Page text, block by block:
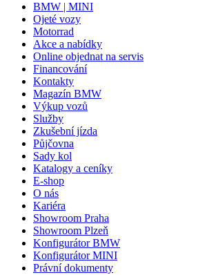
BMW | MINI
Ojeté vozy
Motorrad
Akce a nabídky
Online objednat na servis
Financování
Kontakty
Magazín BMW
Výkup vozů
Služby
Zkušební jízda
Půjčovna
Sady kol
Katalogy a ceníky
E-shop
O nás
Kariéra
Showroom Praha
Showroom Plzeň
Konfigurátor BMW
Konfigurátor MINI
Právní dokumenty